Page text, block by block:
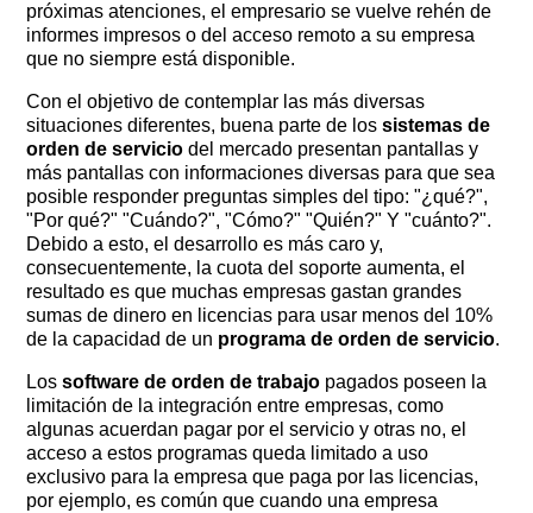
próximas atenciones, el empresario se vuelve rehén de
informes impresos o del acceso remoto a su empresa
que no siempre está disponible.
Con el objetivo de contemplar las más diversas
situaciones diferentes, buena parte de lossistemas de
orden de servicio del mercado presentan pantallas y
más pantallas con informaciones diversas para que sea
posible responder preguntas simples del tipo: "¿qué?", ​​
"Por qué?" "Cuándo?", "Cómo?" "Quién?" Y "cuánto?".
Debido a esto, el desarrollo es más caro y,
consecuentemente, la cuota del soporte aumenta, el
resultado es que muchas empresas gastan grandes
sumas de dinero en licencias para usar menos del 10%
de la capacidad de un programa de orden de servicio.
Lossoftware de orden de trabajo pagados poseen la
limitación de la integración entre empresas, como
algunas acuerdan pagar por el servicio y otras no, el
acceso a estos programas queda limitado a uso
exclusivo para la empresa que paga por las licencias,
por ejemplo, es común que cuando una empresa